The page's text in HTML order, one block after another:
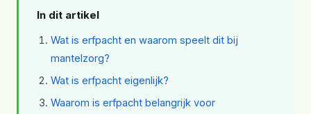
In dit artikel
Wat is erfpacht en waarom speelt dit bij
mantelzorg?
Wat is erfpacht eigenlijk?
Waarom is erfpacht belangrijk voor